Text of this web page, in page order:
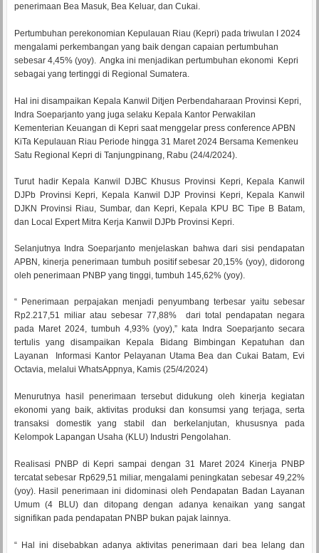
penerimaan Bea Masuk, Bea Keluar, dan Cukai.
Pertumbuhan perekonomian Kepulauan Riau (Kepri) pada triwulan I 2024
mengalami perkembangan yang baik dengan capaian pertumbuhan
sebesar 4,45% (yoy). Angka ini menjadikan pertumbuhan ekonomi Kepri
sebagai yang tertinggi di Regional Sumatera.
Hal ini disampaikan Kepala Kanwil Ditjen Perbendaharaan Provinsi Kepri,
Indra Soeparjanto yang juga selaku Kepala Kantor Perwakilan
Kementerian Keuangan di Kepri saat menggelar press conference APBN
KiTa Kepulauan Riau Periode hingga 31 Maret 2024 Bersama Kemenkeu
Satu Regional Kepri di Tanjungpinang, Rabu (24/4/2024).
Turut hadir Kepala Kanwil DJBC Khusus Provinsi Kepri, Kepala Kanwil
DJPb Provinsi Kepri, Kepala Kanwil DJP Provinsi Kepri, Kepala Kanwil
DJKN Provinsi Riau, Sumbar, dan Kepri, Kepala KPU BC Tipe B Batam,
dan Local Expert Mitra Kerja Kanwil DJPb Provinsi Kepri.
Selanjutnya Indra Soeparjanto menjelaskan bahwa dari sisi pendapatan
APBN, kinerja penerimaan tumbuh positif sebesar 20,15% (yoy), didorong
oleh penerimaan PNBP yang tinggi, tumbuh 145,62% (yoy).
“ Penerimaan perpajakan menjadi penyumbang terbesar yaitu sebesar
Rp2.217,51 miliar atau sebesar 77,88% dari total pendapatan negara
pada Maret 2024, tumbuh 4,93% (yoy),” kata Indra Soeparjanto secara
tertulis yang disampaikan Kepala Bidang Bimbingan Kepatuhan dan
Layanan Informasi Kantor Pelayanan Utama Bea dan Cukai Batam, Evi
Octavia, melalui WhatsAppnya, Kamis (25/4/2024)
Menurutnya hasil penerimaan tersebut didukung oleh kinerja kegiatan
ekonomi yang baik, aktivitas produksi dan konsumsi yang terjaga, serta
transaksi domestik yang stabil dan berkelanjutan, khususnya pada
Kelompok Lapangan Usaha (KLU) Industri Pengolahan.
Realisasi PNBP di Kepri sampai dengan 31 Maret 2024 Kinerja PNBP
tercatat sebesar Rp629,51 miliar, mengalami peningkatan sebesar 49,22%
(yoy). Hasil penerimaan ini didominasi oleh Pendapatan Badan Layanan
Umum (4 BLU) dan ditopang dengan adanya kenaikan yang sangat
signifikan pada pendapatan PNBP bukan pajak lainnya.
“ Hal ini disebabkan adanya aktivitas penerimaan dari bea lelang dan